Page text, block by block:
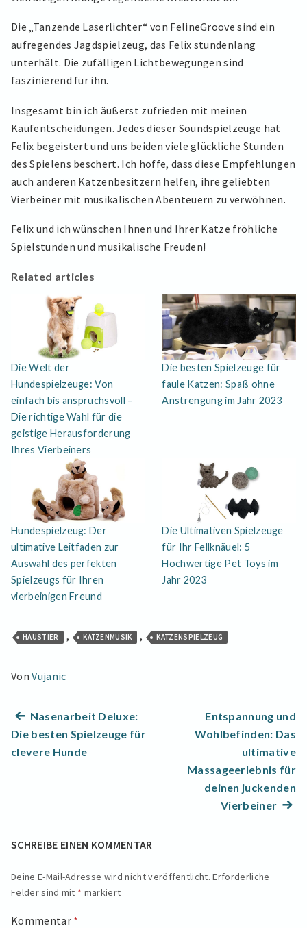
Die „Tanzende Laserlichter“ von FelineGroove sind ein
aufregendes Jagdspielzeug, das Felix stundenlang
unterhält. Die zufälligen Lichtbewegungen sind
faszinierend für ihn.
Insgesamt bin ich äußerst zufrieden mit meinen
Kaufentscheidungen. Jedes dieser Soundspielzeuge hat
Felix begeistert und uns beiden viele glückliche Stunden
des Spielens beschert. Ich hoffe, dass diese Empfehlungen
auch anderen Katzenbesitzern helfen, ihre geliebten
Vierbeiner mit musikalischen Abenteuern zu verwöhnen.
Felix und ich wünschen Ihnen und Ihrer Katze fröhliche
Spielstunden und musikalische Freuden!
Related articles
Die Welt der
Hundespielzeuge: Von
einfach bis anspruchsvoll –
Die richtige Wahl für die
geistige Herausforderung
Ihres Vierbeiners
Die besten Spielzeuge für
faule Katzen: Spaß ohne
Anstrengung im Jahr 2023
Hundespielzeug: Der
ultimative Leitfaden zur
Auswahl des perfekten
Spielzeugs für Ihren
vierbeinigen Freund
Die Ultimativen Spielzeuge
für Ihr Fellknäuel: 5
Hochwertige Pet Toys im
Jahr 2023
HAUSTIER , KATZENMUSIK , KATZENSPIELZEUG
VonVujanic
Beitragsnavigation
Previous
post:
Nasenarbeit Deluxe:
Die besten Spielzeuge für
clevere Hunde
Entspannung und
Wohlbefinden: Das
ultimative
Massageerlebnis für
deinen juckenden
VierbeinerNext
SCHREIBE EINEN KOMMENTAR
Deine E-Mail-Adresse wird nicht veröffentlicht. Erforderliche
Felder sind mit * markiert
Kommentar *